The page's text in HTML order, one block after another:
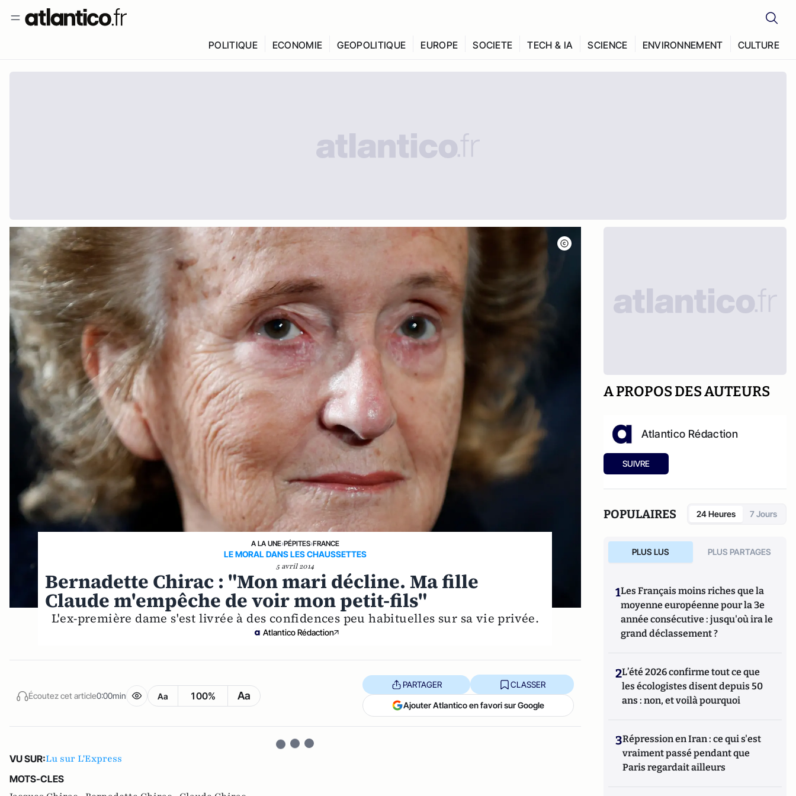
POLITIQUE ECONOMIE GEOPOLITIQUE EUROPE SOCIETE TECH & IA SCIENCE ENVIRONNEMENT CULTURE
A LA UNE›PÉPITES›FRANCE
LE MORAL DANS LES CHAUSSETTES
5 avril 2014
Bernadette Chirac : "Mon mari décline. Ma fille
Claude m'empêche de voir mon petit-fils"
L'ex-première dame s'est livrée à des confidences peu habituelles sur sa vie privée.
Atlantico Rédaction
Écoutez cet article0:00min Aa 100% Aa
PARTAGER CLASSER
Ajouter Atlantico en favori sur Google
VU SUR:Lu sur L'Express
MOTS-CLES
A PROPOS DES AUTEURS
Atlantico Rédaction
SUIVRE
POPULAIRES 24 Heures 7 Jours
PLUS LUS PLUS PARTAGES
1Les Français moins riches que la
moyenne européenne pour la 3e
année consécutive : jusqu'où ira le
grand déclassement ?
2L’été 2026 confirme tout ce que
les écologistes disent depuis 50
ans : non, et voilà pourquoi
3Répression en Iran : ce qui s'est
vraiment passé pendant que
Paris regardait ailleurs